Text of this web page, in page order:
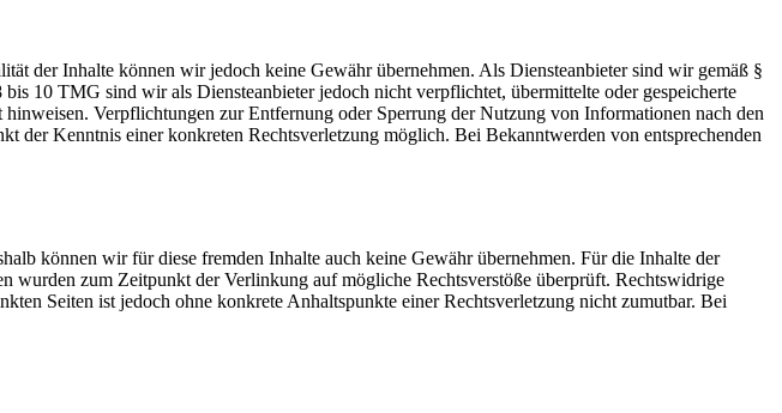
der Inhalte können wir jedoch keine Gewähr übernehmen. Als Diensteanbieter sind wir gemäß §
10 TMG sind wir als Diensteanbieter jedoch nicht verpflichtet, übermittelte oder gespeicherte
Verpflichtungen zur Entfernung oder Sperrung der Nutzung von Informationen nach den
der Kenntnis einer konkreten Rechtsverletzung möglich. Bei Bekanntwerden von entsprechenden
können wir für diese fremden Inhalte auch keine Gewähr übernehmen. Für die Inhalte der
wurden zum Zeitpunkt der Verlinkung auf mögliche Rechtsverstöße überprüft. Rechtswidrige
Seiten ist jedoch ohne konkrete Anhaltspunkte einer Rechtsverletzung nicht zumutbar. Bei